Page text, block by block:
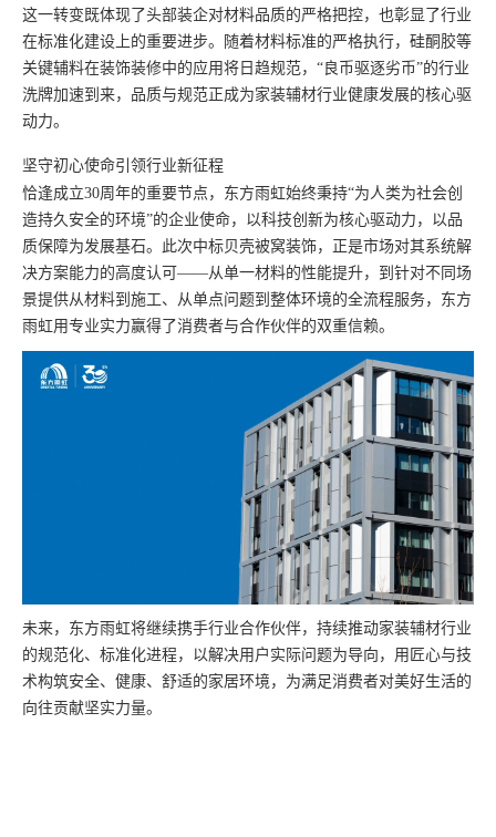
这一转变既体现了头部装企对材料品质的严格把控，也彰显了行业
在标准化建设上的重要进步。随着材料标准的严格执行，硅酮胶等
关键辅料在装饰装修中的应用将日趋规范，“良币驱逐劣币”的行业
洗牌加速到来，品质与规范正成为家装辅材行业健康发展的核心驱
动力。
坚守初心使命引领行业新征程
恰逢成立30周年的重要节点，东方雨虹始终秉持“为人类为社会创
造持久安全的环境”的企业使命，以科技创新为核心驱动力，以品
质保障为发展基石。此次中标贝壳被窝装饰，正是市场对其系统解
决方案能力的高度认可——从单一材料的性能提升，到针对不同场
景提供从材料到施工、从单点问题到整体环境的全流程服务，东方
雨虹用专业实力赢得了消费者与合作伙伴的双重信赖。
未来，东方雨虹将继续携手行业合作伙伴，持续推动家装辅材行业
的规范化、标准化进程，以解决用户实际问题为导向，用匠心与技
术构筑安全、健康、舒适的家居环境，为满足消费者对美好生活的
向往贡献坚实力量。